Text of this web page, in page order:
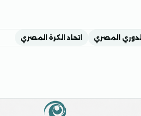
الدوري المصري اتحاد الكرة المصري